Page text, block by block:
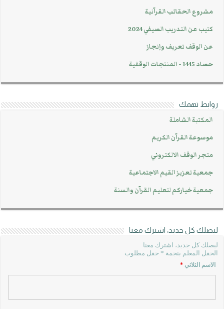
مشروع الحقائب القرآنية
كتيب عن التدريب الصيفي 2024
عن الوقف تعريف وإنجاز
حصاد 1445 - المنتجات الوقفية
روابط تهمك
المكتبة الشاملة
موسوعة القرآن الكريم
متجر الوقف الالكتروني
جمعية تعزيز القيم الاجتماعية
جمعية خياركم لتعليم القرآن والسنة
ليصلك كل جديد، اشترك معنا
ليصلك كل جديد، اشترك معنا
الحقل المعلم بنجمة * حقل مطلوب
الاسم الثلاثي*